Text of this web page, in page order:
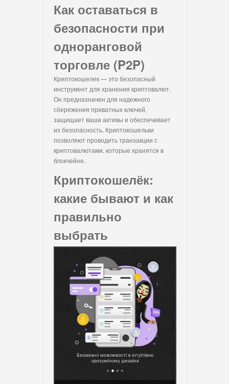
Как оставаться в
безопасности при
одноранговой
торговле (P2P)
Криптокошелек — это безопасный
инструмент для хранения криптовалют.
Он предназначен для надежного
сбережения приватных ключей,
защищает ваши активы и обеспечивает
их безопасность. Криптокошельки
позволяют проводить транзакции с
криптовалютами, которые хранятся в
блокчейне.
Криптокошелёк:
какие бывают и как
правильно
выбрать